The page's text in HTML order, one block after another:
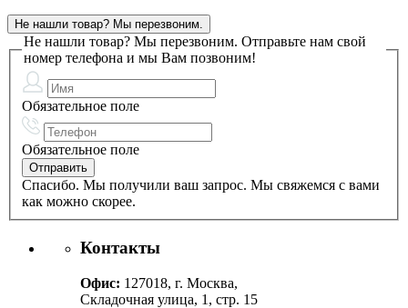
Не нашли товар? Мы перезвоним.
Не нашли товар? Мы перезвоним. Отправьте нам свой
номер телефона и мы Вам позвоним!
Обязательное поле
Обязательное поле
Спасибо. Мы получили ваш запрос. Мы свяжемся с вами
как можно скорее.
Контакты
Офис: 127018, г. Москва,
Складочная улица, 1, стр. 15